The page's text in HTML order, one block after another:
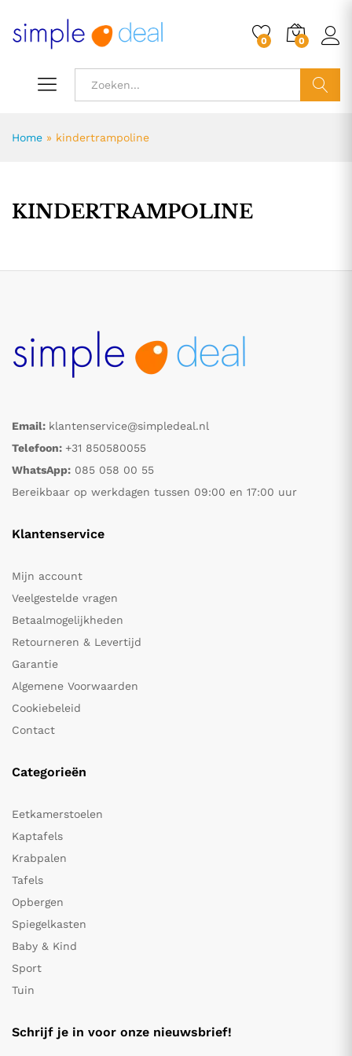
0 0
Home » kindertrampoline
KINDERTRAMPOLINE
Email: klantenservice@simpledeal.nl
Telefoon: +31 850580055
WhatsApp: 085 058 00 55
Bereikbaar op werkdagen tussen 09:00 en 17:00 uur
Klantenservice
Mijn account
Veelgestelde vragen
Betaalmogelijkheden
Retourneren & Levertijd
Garantie
Algemene Voorwaarden
Cookiebeleid
Contact
Categorieën
Eetkamerstoelen
Kaptafels
Krabpalen
Tafels
Opbergen
Spiegelkasten
Baby & Kind
Sport
Tuin
Schrijf je in voor onze nieuwsbrief!